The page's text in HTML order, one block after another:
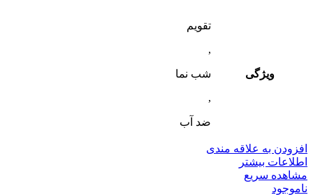
ویژگی
تقویم
,
شب‌ نما
,
ضد آب
افزودن به علاقه مندی
اطلاعات بیشتر
مشاهده سریع
ناموجود